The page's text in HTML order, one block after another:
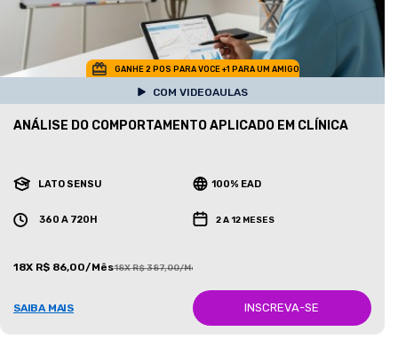
GANHE 2 POS PARA VOCE +1 PARA UM AMIGO
COM VIDEOAULAS
ANÁLISE DO COMPORTAMENTO APLICADO EM CLÍNICA
LATO SENSU 100% EAD
360 A 720H 2 A 12 MESES
18X R$ 86,00/Mês18X R$ 387,00/Mês
SAIBA MAIS INSCREVA-SE